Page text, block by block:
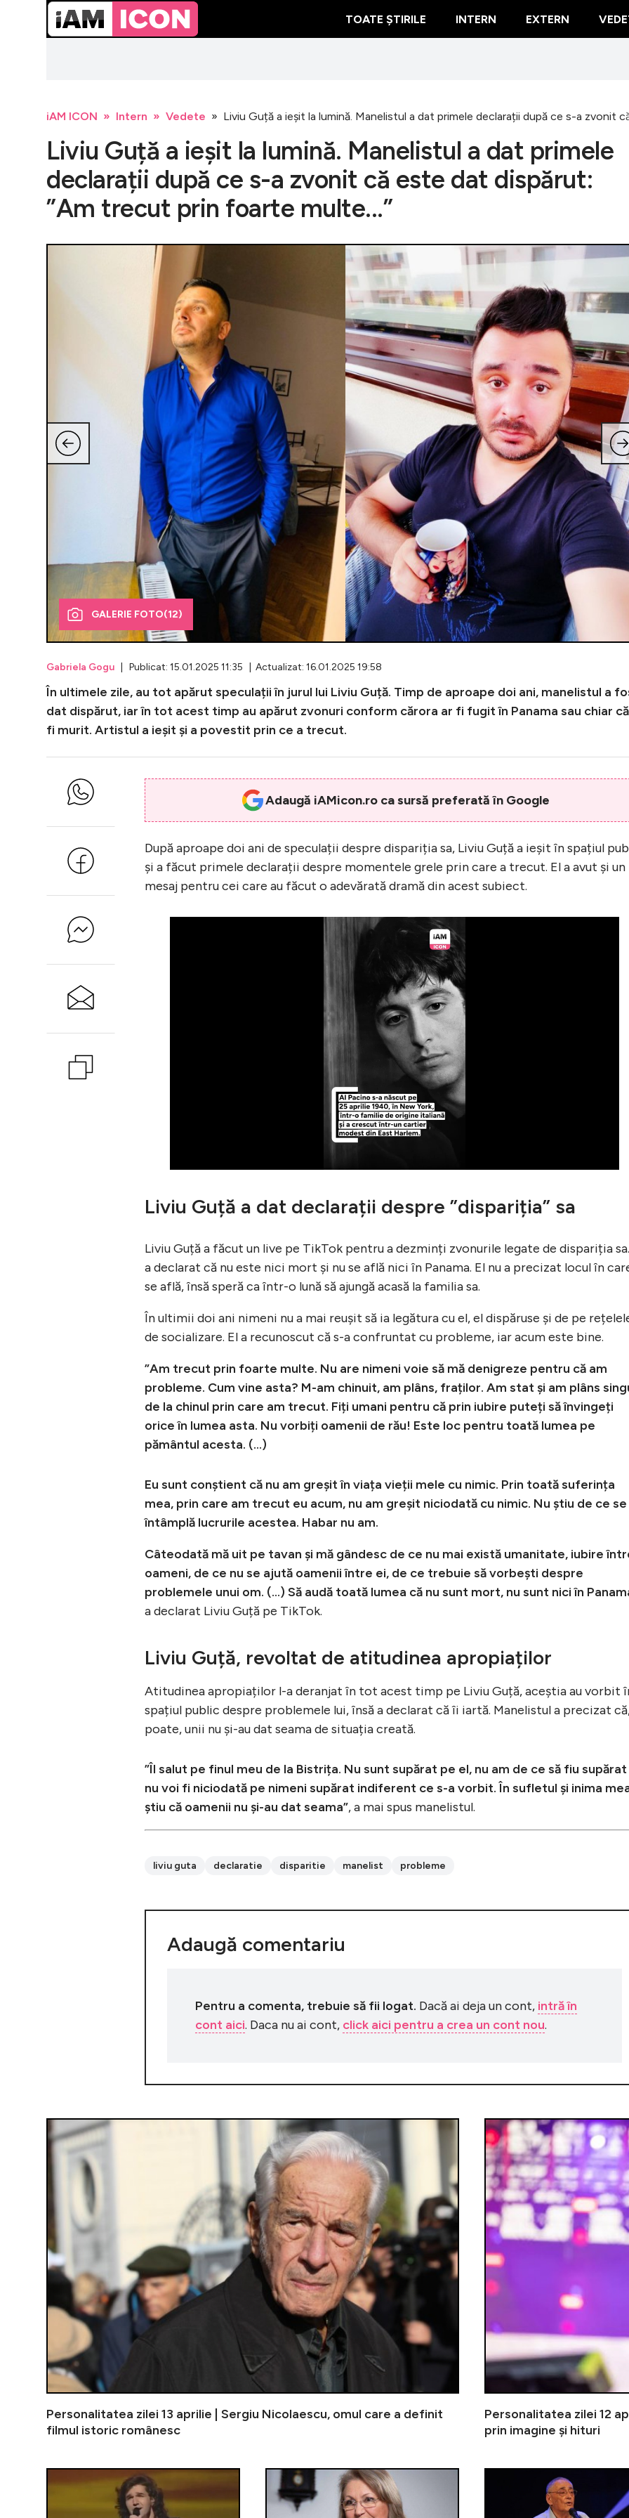
TOATE ȘTIRILE INTERN EXTERN
iAM ICON Intern Vedete Liviu Guță a ieșit la lumină. Manelistul a dat primele declarații după ce s-a zvonit
Liviu Guță a ieșit la lumină. Manelistul a dat primele
declarații după ce s-a zvonit că este dat dispărut:
”Am trecut prin foarte multe...”
GALERIE FOTO(12)
Gabriela Gogu | Publicat: 15.01.2025 11:35 | Actualizat: 16.01.2025 19:58
În ultimele zile, au tot apărut speculații în jurul lui Liviu Guță. Timp de aproape doi ani, manelistul a
dat dispărut, iar în tot acest timp au apărut zvonuri conform cărora ar fi fugit în Panama sau chiar
fi murit. Artistul a ieșit și a povestit prin ce a trecut.
Adaugă iAMicon.ro ca sursă preferată în Google
După aproape doi ani de speculații despre dispariția sa, Liviu Guță a ieșit în spațiul
și a făcut primele declarații despre momentele grele prin care a trecut. El a avut și un
mesaj pentru cei care au făcut o adevărată dramă din acest subiect.
Liviu Guță a dat declarații despre ”dispariția” sa
Liviu Guță a făcut un live pe TikTok pentru a dezminți zvonurile legate de dispariția
a declarat că nu este nici mort și nu se află nici în Panama. El nu a precizat locul în
se află, însă speră ca într-o lună să ajungă acasă la familia sa.
În ultimii doi ani nimeni nu a mai reușit să ia legătura cu el, el dispăruse și de pe
de socializare. El a recunoscut că s-a confruntat cu probleme, iar acum este bine.
”Am trecut prin foarte multe. Nu are nimeni voie să mă denigreze pentru că am
probleme. Cum vine asta? M-am chinuit, am plâns, fraților. Am stat și am plâns
de la chinul prin care am trecut. Fiți umani pentru că prin iubire puteți să învingeți
orice în lumea asta. Nu vorbiți oamenii de rău! Este loc pentru toată lumea pe
pământul acesta. (…)
Eu sunt conștient că nu am greșit în viața vieții mele cu nimic. Prin toată suferința
mea, prin care am trecut eu acum, nu am greșit niciodată cu nimic. Nu știu de ce se
întâmplă lucrurile acestea. Habar nu am.
Câteodată mă uit pe tavan și mă gândesc de ce nu mai există umanitate, iubire
oameni, de ce nu se ajută oamenii între ei, de ce trebuie să vorbești despre
problemele unui om. (…) Să audă toată lumea că nu sunt mort, nu sunt nici în
a declarat Liviu Guță pe TikTok.
Liviu Guță, revoltat de atitudinea apropiaților
Atitudinea apropiaților l-a deranjat în tot acest timp pe Liviu Guță, aceștia au vorbit
spațiul public despre problemele lui, însă a declarat că îi iartă. Manelistul a precizat
poate, unii nu și-au dat seama de situația creată.
”Îl salut pe finul meu de la Bistrița. Nu sunt supărat pe el, nu am de ce să fiu supărat
nu voi fi niciodată pe nimeni supărat indiferent ce s-a vorbit. În sufletul și inima
știu că oamenii nu și-au dat seama”, a mai spus manelistul.
liviu guta declaratie disparitie manelist probleme
Adaugă comentariu
Pentru a comenta, trebuie să fii logat. Dacă ai deja un cont, intră în
cont aici. Daca nu ai cont, click aici pentru a crea un cont nou.
Personalitatea zilei 13 aprilie | Sergiu Nicolaescu, omul care a definit
filmul istoric românesc
Personalitatea zilei 12
prin imagine și hituri
Personalitatea zilei 29 martie |